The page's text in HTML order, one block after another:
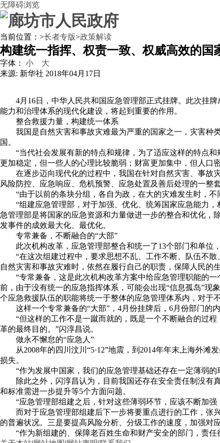
无障碍浏览
当前位置： >长者专版>政策解读
构建统一指挥、权责一致、权威高效的
字体： 小
大
来源: 新华社 2018年04月17日
4月16日，中华人民共和国应急管理部正式挂牌。此次挂
能力和治理体系的现代化建设，将起到重要的作用。
整合救援力量，构建统一体系
我国是自然灾害和事故灾难最为严重的国家之一，灾害种
国。
“当代社会发展有新的特点和规律，为了适应这样的特点
更加稳定，但一些人的心理比较脆弱；财富更加集中，但人口
在逐步迈向现代化的过程中，我国在针对自然灾害、事故
风险防控、应急响应、危机预警、应急处置及善后处理的一整
“由于以前的条块分组，各自为政，在大的灾难发生时，
“组建应急管理部，对于加强、优化、统筹国家应急能力
急管理部是将国家的应急资源和力量做进一步的整合和优化
发事件的成效最大化、最优化。
专常兼备，不断融合的“大部”
此次机构改革，应急管理部整合和统一了13个部门和单位
“在这次组建过程中，要求思想不乱、工作不断、队伍不
自然灾害和事故灾难时，依然在履行自己的职责，保障人民的
“专常兼备，这是此次机构改革方案中给应急管理职能的
前，由于没有统一的应急指挥体系，可能会出现“信息孤岛”现
个应急救援队伍的职能将统一于整体的应急管理体系内，对于
这样一个专常兼备的“大部”，4月份挂牌后，6月份部门的
“但这样的工作不是一蹴而就的，既是一个不断融合的过
革的最终目的。”闪淳昌说。
做永不懈怠的“应急人”
从2008年的四川汶川“5·12”地震，到2014年年末上海外
损失。
“作为发展中国家，我们的应急管理基础还存在一定薄弱
除此之外，闪淳昌认为，目前我国还存在安全责任制没
和标准需进一步提升等5个方面问题。
“应急管理部组建之后，针对这些薄弱环节，应该不断加
而对于应急管理部组建后下一步将要重点进行的工作，张
的普遍状况。三是要提高风险分析、分级工作的速度，加强对
“作为新组建的、保障老百姓生命和财产安全的部门，责